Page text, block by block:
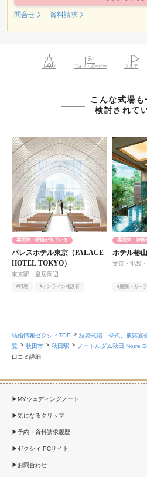
問合せ 資料請求
トップ フォト・ムービー フェア
こんな式場も
検討されて
雰囲気・特徴が似ている
パレスホテル東京（PALACE
HOTEL TOKYO）
東京駅・皇居周辺
#料理
#オンライン相談有
雰囲気・特徴
ホテル椿
文京・池袋
#庭園・ガー
結婚情報ゼクシィTOP 結婚式場、挙式、披露宴
覧
秋田市 秋田駅 ノートルダム秋田 Notre
口コミ詳細
MYウェディングノート
気になるクリップ
予約・資料請求履歴
ゼクシィ PCサイト
お問合わせ